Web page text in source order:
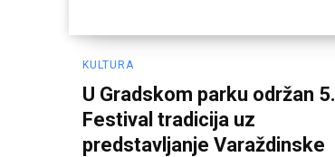
KULTURA
U Gradskom parku održan 5.
Festival tradicija uz
predstavljanje Varaždinske